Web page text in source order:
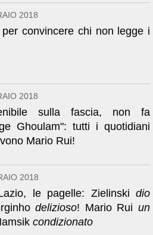
2018
convincere chi non legge i
2018
sulla fascia, non fa
Ghoulam": tutti i quotidiani
Mario Rui!
2018
le pagelle: Zielinski dio
delizioso! Mario Ruiun
condizionato